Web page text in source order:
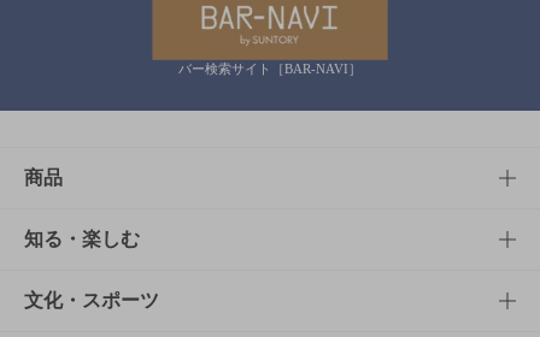
バー検索サイト［BAR-NAVI］
商品
商品TOP
商品一覧
知る・楽しむ
知る・楽しむTOP
文化・スポーツ